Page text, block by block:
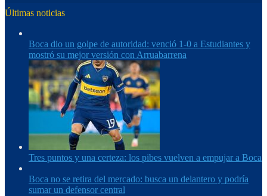
Últimas noticias
Boca dio un golpe de autoridad: venció 1-0 a Estudiantes y
mostró su mejor versión con Arruabarrena
Tres puntos y una certeza: los pibes vuelven a empujar a Boca
Boca no se retira del mercado: busca un delantero y podría
sumar un defensor central